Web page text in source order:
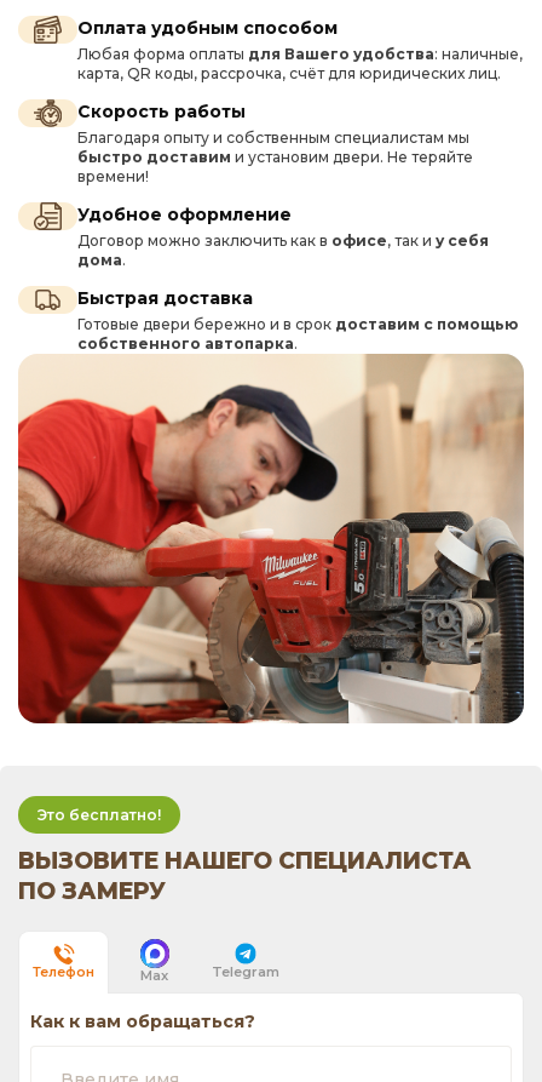
Оплата удобным способом
Любая форма оплаты для Вашего удобства: наличные,
карта, QR коды, рассрочка, счёт для юридических лиц.
Скорость работы
Благодаря опыту и собственным специалистам мы
быстро доставим и установим двери. Не теряйте
времени!
Удобное оформление
Договор можно заключить как в офисе, так и у себя
дома.
Быстрая доставка
Готовые двери бережно и в срок доставим с помощью
собственного автопарка.
Это бесплатно!
ВЫЗОВИТЕ НАШЕГО СПЕЦИАЛИСТА
ПО ЗАМЕРУ
Телефон Max Telegram
Как к вам обращаться?